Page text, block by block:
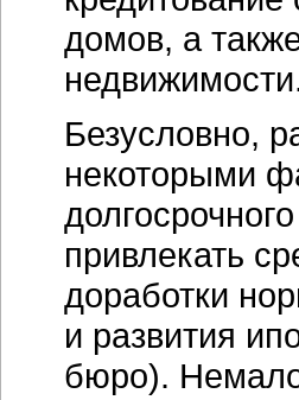
домов, а
Безусловно,
некоторыми
привлекать
доработки
и развития
бюро).